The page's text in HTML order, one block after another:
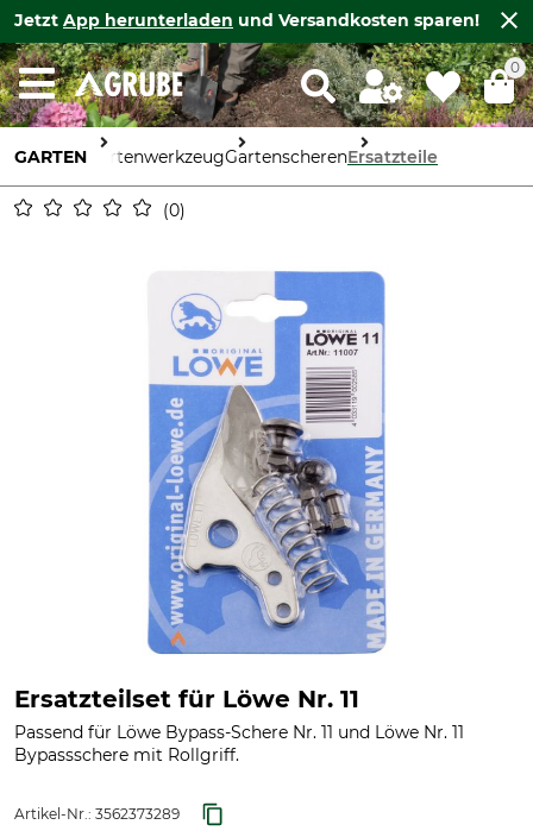
Jetzt App herunterladen und Versandkosten sparen!
0
GARTEN GartenwerkzeugGartenscherenErsatzteile
0
Ersatzteilset für Löwe Nr. 11
Passend für Löwe Bypass-Schere Nr. 11 und Löwe Nr. 11
Bypassschere mit Rollgriff.
Artikel-Nr.: 3562373289